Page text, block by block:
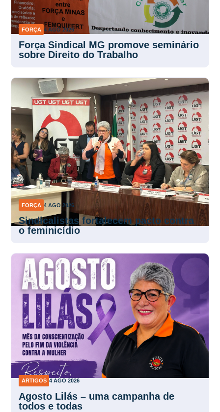
FORÇA 4 AGO 2026
Força Sindical MG promove seminário
sobre Direito do Trabalho
FORÇA 4 AGO 2026
Sindicalistas fortalecem pacto contra
o feminicídio
ARTIGOS 4 AGO 2026
Agosto Lilás – uma campanha de
todos e todas